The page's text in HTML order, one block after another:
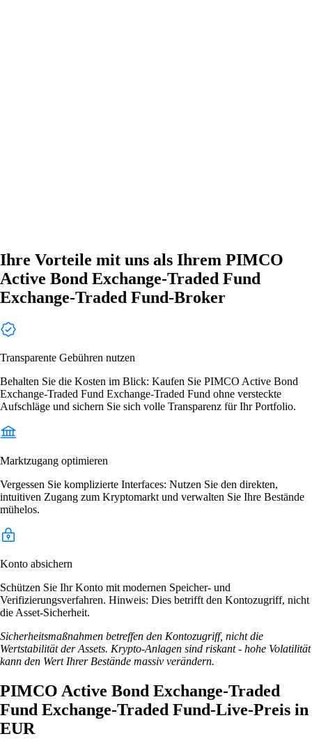
Ihre Vorteile mit uns als Ihrem PIMCO
Active Bond Exchange-Traded Fund
Exchange-Traded Fund-Broker
Transparente Gebühren nutzen
Behalten Sie die Kosten im Blick: Kaufen Sie PIMCO Active Bond
Exchange-Traded Fund Exchange-Traded Fund ohne versteckte
Aufschläge und sichern Sie sich volle Transparenz für Ihr Portfolio.
Marktzugang optimieren
Vergessen Sie komplizierte Interfaces: Nutzen Sie den direkten,
intuitiven Zugang zum Kryptomarkt und verwalten Sie Ihre Bestände
mühelos.
Konto absichern
Schützen Sie Ihr Konto mit modernen Speicher- und
Verifizierungsverfahren. Hinweis: Dies betrifft den Kontozugriff, nicht
die Asset-Sicherheit.
Sicherheitsmaßnahmen betreffen den Kontozugriff, nicht die
Wertstabilität der Assets. Krypto-Anlagen sind riskant - hohe Volatilität
kann den Wert Ihrer Bestände massiv verändern.
PIMCO Active Bond Exchange-Traded
Fund Exchange-Traded Fund-Live-Preis in
EUR